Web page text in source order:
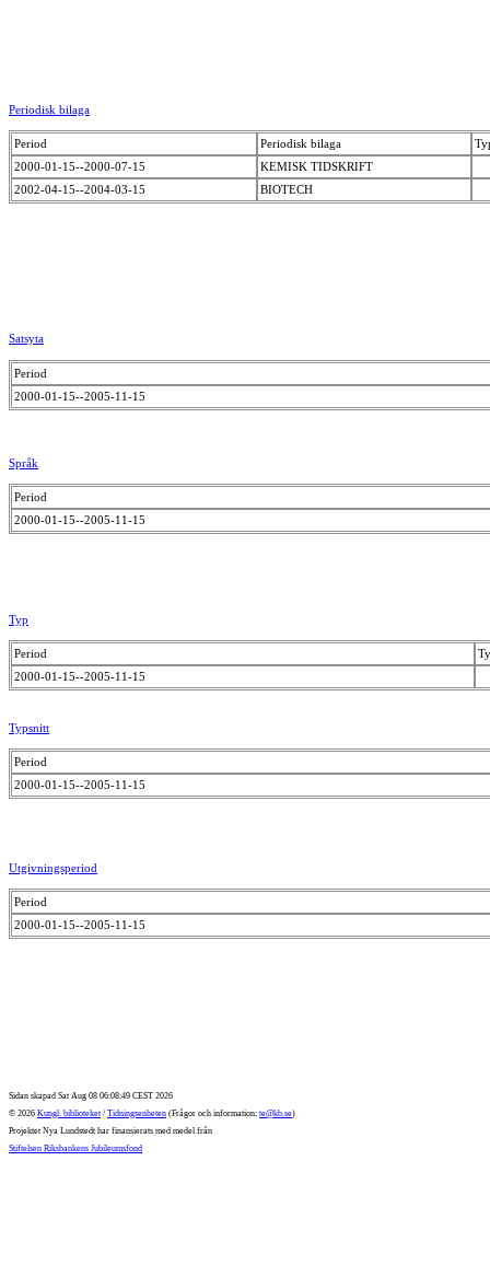
Periodisk bilaga
Period Periodisk bilaga
2000-01-15--2000-07-15
KEMISK TIDSKRIFT
2002-04-15--2004-03-15
BIOTECH
Satsyta
Period
2000-01-15--2005-11-15
Språk
Period
2000-01-15--2005-11-15
Typ
Period
2000-01-15--2005-11-15
Typsnitt
Period
2000-01-15--2005-11-15
Utgivningsperiod
Period
2000-01-15--2005-11-15
Sidan skapad Sat Aug 08 06:08:49 CEST 2026
© 2026 Kungl. biblioteket / Tidningsenheten (Frågor och information: te@kb.se)
Projektet Nya Lundstedt har finansierats med medel från
Stiftelsen Riksbankens Jubileumsfond